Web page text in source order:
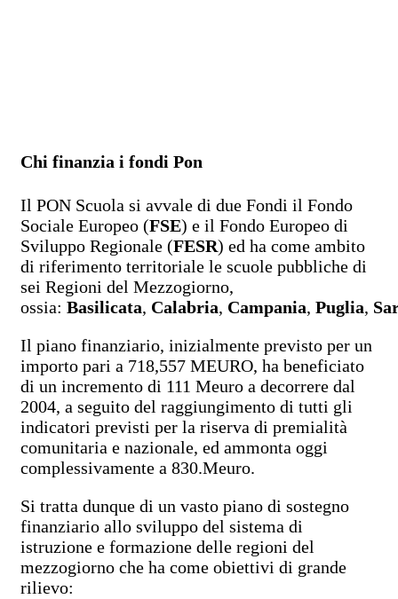
Chi finanzia i fondi Pon
Il PON Scuola si avvale di due Fondi il Fondo
Sociale Europeo (FSE) e il Fondo Europeo di
Sviluppo Regionale (FESR) ed ha come ambito
di riferimento territoriale le scuole pubbliche di
sei Regioni del Mezzogiorno,
ossia: Basilicata, Calabria, Campania, Puglia,
Il piano finanziario, inizialmente previsto per un
importo pari a 718,557 MEURO, ha beneficiato
di un incremento di 111 Meuro a decorrere dal
2004, a seguito del raggiungimento di tutti gli
indicatori previsti per la riserva di premialità
comunitaria e nazionale, ed ammonta oggi
complessivamente a 830.Meuro.
Si tratta dunque di un vasto piano di sostegno
finanziario allo sviluppo del sistema di
istruzione e formazione delle regioni del
mezzogiorno che ha come obiettivi di grande
rilievo: